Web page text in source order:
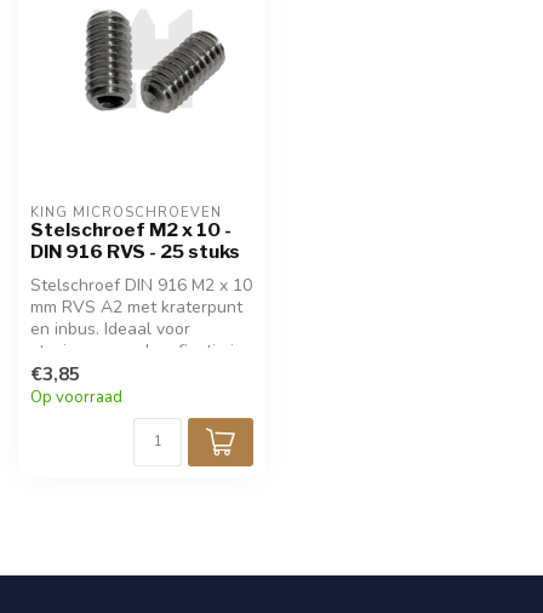
KING MICROSCHROEVEN
Stelschroef M2 x 10 -
DIN 916 RVS - 25 stuks
Stelschroef DIN 916 M2 x 10
mm RVS A2 met kraterpunt
en inbus. Ideaal voor
stevige, verzonken fixatie in
fijnmechanica en techniek.
RVS uitgevoerd voor
bescherming tegen corrosie.
Verpakt per 25 stuks.
€3,85
Op voorraad